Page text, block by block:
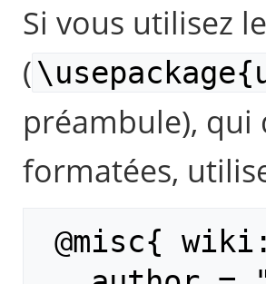
Si vous utilisez
(
préambule), qui
formatées,